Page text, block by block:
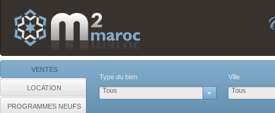
VENTES
LOCATION
PROGRAMMES NEUFS
Type du bien
Tous
Ville
Tous